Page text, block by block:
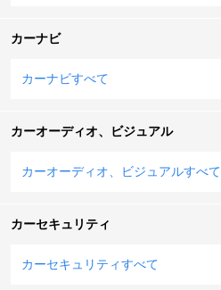
カーナビ
カーナビすべて
カーオーディオ、ビジュアル
カーオーディオ、ビジュアルすべて
カーセキュリティ
カーセキュリティすべて